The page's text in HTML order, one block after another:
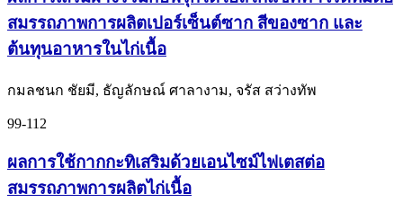
สมรรถภาพการผลิตเปอร์เซ็นต์ซาก สีของซาก และ
ต้นทุนอาหารในไก่เนื้อ
กมลชนก ชัยมี, ธัญลักษณ์ ศาลางาม, จรัส สว่างทัพ
99-112
ผลการใช้กากกะทิเสริมด้วยเอนไซม์ไฟเตสต่อ
สมรรถภาพการผลิตไก่เนื้อ